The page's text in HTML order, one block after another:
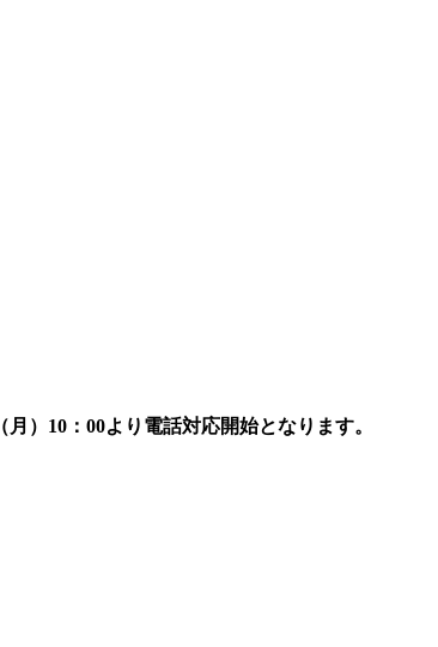
）10：00より電話対応開始となります。